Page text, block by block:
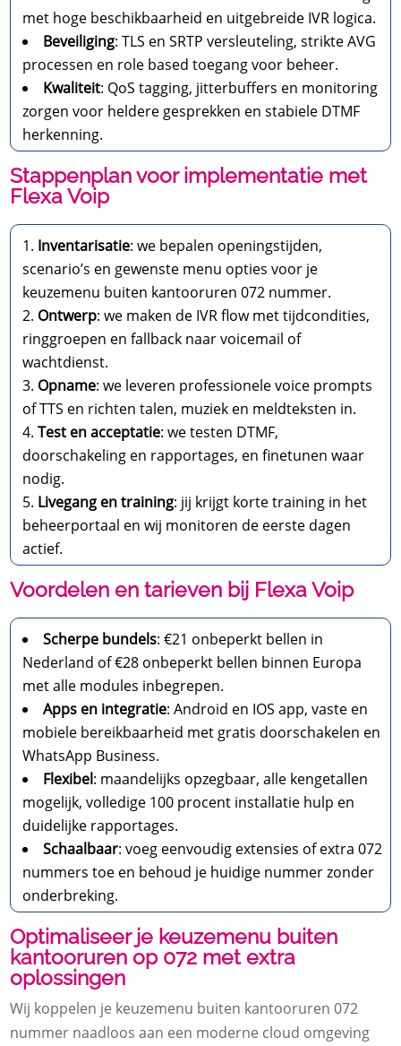
met hoge beschikbaarheid en uitgebreide IVR logica.
Beveiliging: TLS en SRTP versleuteling, strikte AVG
processen en role based toegang voor beheer.
Kwaliteit: QoS tagging, jitterbuffers en monitoring
zorgen voor heldere gesprekken en stabiele DTMF
herkenning.
Stappenplan voor implementatie met
Flexa Voip
Inventarisatie: we bepalen openingstijden,
scenario’s en gewenste menu opties voor je
keuzemenu buiten kantooruren 072 nummer.
Ontwerp: we maken de IVR flow met tijdcondities,
ringgroepen en fallback naar voicemail of
wachtdienst.
Opname: we leveren professionele voice prompts
of TTS en richten talen, muziek en meldteksten in.
Test en acceptatie: we testen DTMF,
doorschakeling en rapportages, en finetunen waar
nodig.
Livegang en training: jij krijgt korte training in het
beheerportaal en wij monitoren de eerste dagen
actief.
Voordelen en tarieven bij Flexa Voip
Scherpe bundels: €21 onbeperkt bellen in
Nederland of €28 onbeperkt bellen binnen Europa
met alle modules inbegrepen.
Apps en integratie: Android en IOS app, vaste en
mobiele bereikbaarheid met gratis doorschakelen en
WhatsApp Business.
Flexibel: maandelijks opzegbaar, alle kengetallen
mogelijk, volledige 100 procent installatie hulp en
duidelijke rapportages.
Schaalbaar: voeg eenvoudig extensies of extra 072
nummers toe en behoud je huidige nummer zonder
onderbreking.
Optimaliseer je keuzemenu buiten
kantooruren op 072 met extra
oplossingen
Wij koppelen je keuzemenu buiten kantooruren 072
nummer naadloos aan een moderne cloud omgeving